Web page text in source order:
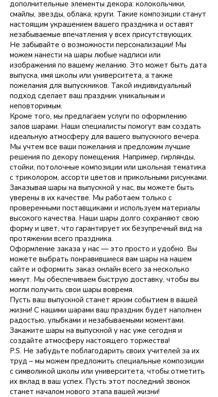
дополнительные элементы декора: колокольчики,
смайлы, звезды, облака, круги. Такие композиции станут
настоящим украшением вашего праздника и оставят
незабываемые впечатления у всех присутствующих.
Не забывайте о возможности персонализации! Мы
можем нанести на шары любые надписи или
изображения по вашему желанию. Это может быть дата
выпуска, имя школы или университета, а также
пожелания для выпускников. Такой индивидуальный
подход сделает ваш праздник уникальным и
неповторимым.
Кроме того, мы предлагаем услуги по оформлению
залов шарами. Наши специалисты помогут вам создать
идеальную атмосферу для вашего выпускного вечера.
Мы учтем все ваши пожелания и предложим лучшие
решения по декору помещения. Например, гирлянды,
стойки, потолочные композиции или школьная тематика
с триколором, ассорти цветов и прикольными рисунками.
Заказывая шары на выпускной у нас, вы можете быть
уверены в их качестве. Мы работаем только с
проверенными поставщиками и используем материалы
высокого качества. Наши шары долго сохраняют свою
форму и цвет, что гарантирует их безупречный вид на
протяжении всего праздника.
Оформление заказа у нас — это просто и удобно. Вы
можете выбрать понравившиеся вам шары на нашем
сайте и оформить заказ онлайн всего за несколько
минут. Мы обеспечиваем быструю доставку, чтобы вы
могли получить свои шары вовремя.
Пусть ваш выпускной станет ярким событием в вашей
жизни! С нашими шарами ваш праздник будет наполнен
радостью, улыбками и незабываемыми моментами.
Закажите шары на выпускной у нас уже сегодня и
создайте атмосферу настоящего торжества!
P.S. Не забудьте поблагодарить своих учителей за их
труд – мы можем предложить специальные композиции
с символикой школы или университета, чтобы отметить
их вклад в ваш успех. Пусть этот последний звонок
станет началом нового этапа вашей жизни!